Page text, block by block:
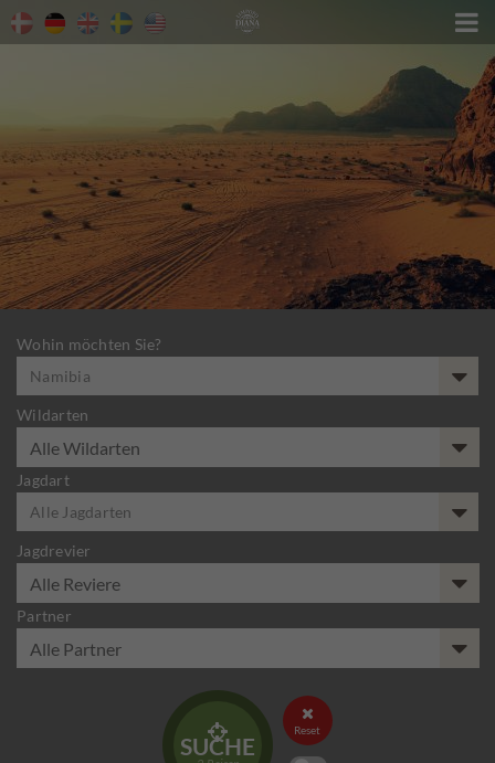

Wohin möchten Sie?
Namibia
Wildarten
Jagdart
Alle Jagdarten
Jagdrevier
Partner

SUCHE

Reset